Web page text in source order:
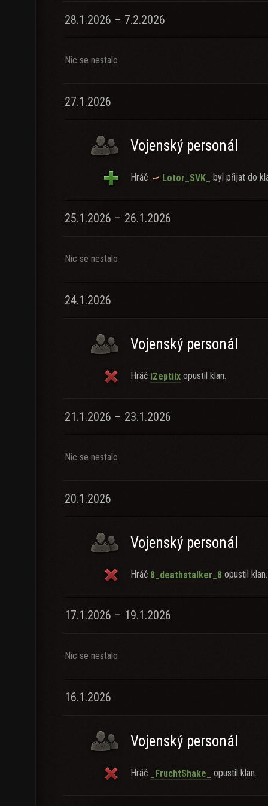
28.1.2026 – 7.2.2026
Nic se nestalo
27.1.2026
Vojenský personál
Hráč Lotor_SVK_ byl přijat do
25.1.2026 – 26.1.2026
Nic se nestalo
24.1.2026
Vojenský personál
Hráč iZeptiix opustil klan.
21.1.2026 – 23.1.2026
Nic se nestalo
20.1.2026
Vojenský personál
Hráč 8_deathstalker_8 opustil klan.
17.1.2026 – 19.1.2026
Nic se nestalo
16.1.2026
Vojenský personál
Hráč _FruchtShake_ opustil klan.